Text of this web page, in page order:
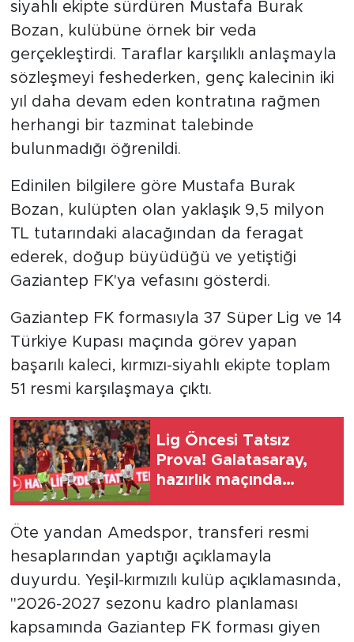
siyahlı ekipte sürdüren Mustafa Burak
Bozan, kulübüne örnek bir veda
gerçekleştirdi. Taraflar karşılıklı anlaşmayla
sözleşmeyi feshederken, genç kalecinin iki
yıl daha devam eden kontratına rağmen
herhangi bir tazminat talebinde
bulunmadığı öğrenildi.
Edinilen bilgilere göre Mustafa Burak
Bozan, kulüpten olan yaklaşık 9,5 milyon
TL tutarındaki alacağından da feragat
ederek, doğup büyüdüğü ve yetiştiği
Gaziantep FK'ya vefasını gösterdi.
Gaziantep FK formasıyla 37 Süper Lig ve 14
Türkiye Kupası maçında görev yapan
başarılı kaleci, kırmızı-siyahlı ekipte toplam
51 resmi karşılaşmaya çıktı.
Lig Öncesi Tatsız
Prova! Galatasaray,
hazırlık maçında
Öte yandan Amedspor, transferi resmi
hesaplarından yaptığı açıklamayla
duyurdu. Yeşil-kırmızılı kulüp açıklamasında,
"2026-2027 sezonu kadro planlaması
kapsamında Gaziantep FK forması giyen